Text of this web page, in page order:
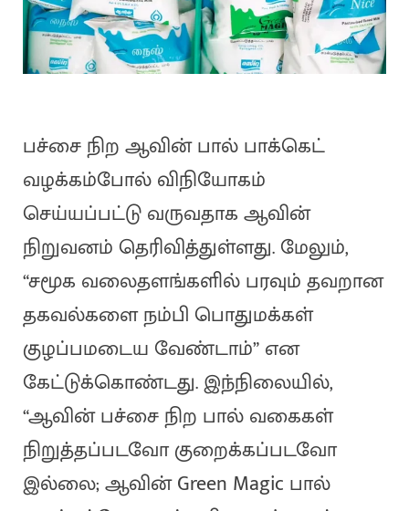
பச்சை நிற ஆவின் பால் பாக்கெட்
வழக்கம்போல் விநியோகம்
செய்யப்பட்டு வருவதாக ஆவின்
நிறுவனம் தெரிவித்துள்ளது. மேலும்,
“சமூக வலைதளங்களில் பரவும் தவறான
தகவல்களை நம்பி பொதுமக்கள்
குழப்பமடைய வேண்டாம்” என
கேட்டுக்கொண்டது. இந்நிலையில்,
“ஆவின் பச்சை நிற பால் வகைகள்
நிறுத்தப்படவோ குறைக்கப்படவோ
இல்லை; ஆவின் Green Magic பால்